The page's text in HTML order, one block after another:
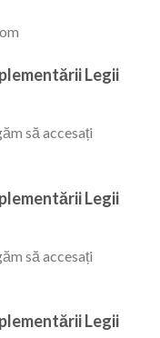
Legii
să accesați
Legii
să accesați
Legii